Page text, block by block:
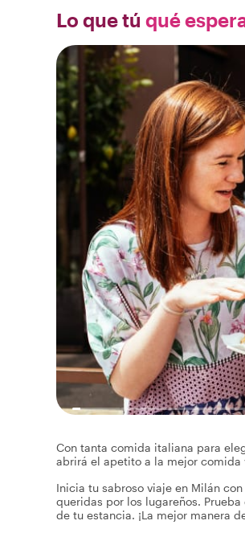
Lo que tú qué
Con tanta comida italiana para
abrirá el apetito a la mejor
Inicia tu sabroso viaje en Milán
queridas por los lugareños.
de tu estancia. ¡La mejor manera